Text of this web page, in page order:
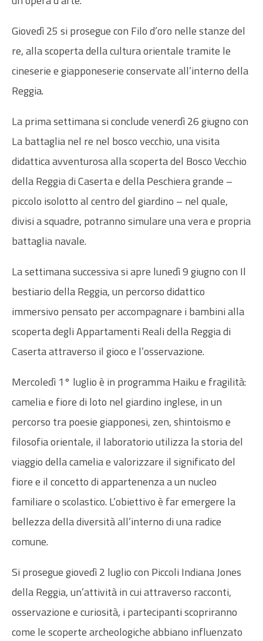
Giovedì 25 si prosegue con Filo d’oro nelle stanze del
re, alla scoperta della cultura orientale tramite le
cineserie e giapponeserie conservate all’interno della
Reggia.
La prima settimana si conclude venerdì 26 giugno con
La battaglia nel re nel bosco vecchio, una visita
didattica avventurosa alla scoperta del Bosco Vecchio
della Reg­gia di Caserta e della Peschiera grande –
piccolo isolotto al centro del giardino – nel quale,
divisi a squadre, potranno simulare una vera e propria
battaglia navale.
La settimana successiva si apre lunedì 9 giugno con Il
bestiario della Reggia, un percorso didattico
immersivo pensato per accompagnare i bambini alla
scoperta degli Appartamenti Reali della Reggia di
Caserta attraverso il gioco e l’osservazione.
Mercoledì 1° luglio è in programma Haiku e fragilità:
camelia e fiore di loto nel giardino inglese, in un
percorso tra poesie giapponesi, zen, shintoismo e
filosofia orientale, il laboratorio utilizza la storia del
viaggio della camelia e valorizzare il significato del
fiore e il concetto di appartenenza a un nucleo
familiare o scolastico. L’obiettivo è far emergere la
bellezza della diversità all’interno di una radice
comune.
Si prosegue giovedì 2 luglio con Piccoli Indiana Jones
della Reggia, un’attività in cui attraverso racconti,
osservazione e curiosità, i partecipanti scopriranno
come le scoperte archeologiche abbiano influenzato